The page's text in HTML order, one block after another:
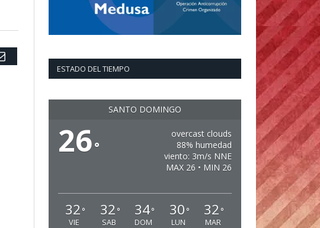
Email
ESTADO DEL TIEMPO
SANTO DOMINGO
26°
overcast clouds
88% humedad
viento: 3m/s NNE
MAX 26 • MIN 26
32 °
VIE
32 °
SAB
34°
DOM
30 °
LUN
32 °
MAR